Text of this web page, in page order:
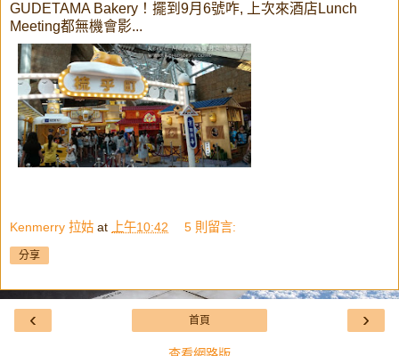
GUDETAMA Bakery！擺到9月6號咋, 上次來酒店Lunch
Meeting都無機會影...
Kenmerry 拉姑 at 上午10:42 5 則留言:
分享
‹ ›
首頁